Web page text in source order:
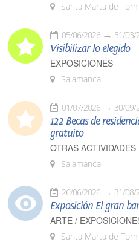
Santa Marta de
05/06/2026 31/03/
Visibilizar lo elegido
EXPOSICIONES
Salamanca
01/07/2026 30/09/
122 Becas de
gratuito
OTRAS ACTIVIDADES
Salamanca
26/06/2026 31/08/
Exposición El gran
ARTE /
Santa Marta de